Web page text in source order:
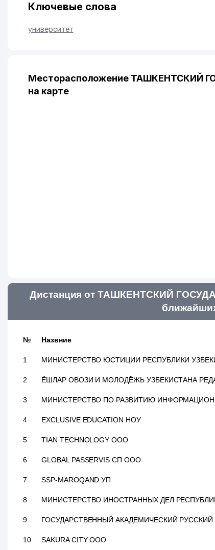
Ключевые слова
университет
Месторасположение ТАШКЕНТСКИЙ
на карте
Дистанция от ТАШКЕНТСКИЙ
№ Назвние
1 МИНИСТЕРСТВО ЮСТИЦИИ РЕСПУБЛИКИ
2 ЁШЛАР ОВОЗИ И МОЛОДЁЖЬ УЗБЕКИСТАНА
3 МИНИСТЕРСТВО ПО РАЗВИТИЮ
4 EXCLUSIVE EDUCATION НОУ
5 TIAN TECHNOLOGY ООО
6 GLOBAL PASSERVIS СП ООО
7 SSP-MAROQAND УП
8 МИНИСТЕРСТВО ИНОСТРАННЫХ ДЕЛ
9 ГОСУДАРСТВЕННЫЙ АКАДЕМИЧЕСКИЙ
10 SAKURA CITY ООО